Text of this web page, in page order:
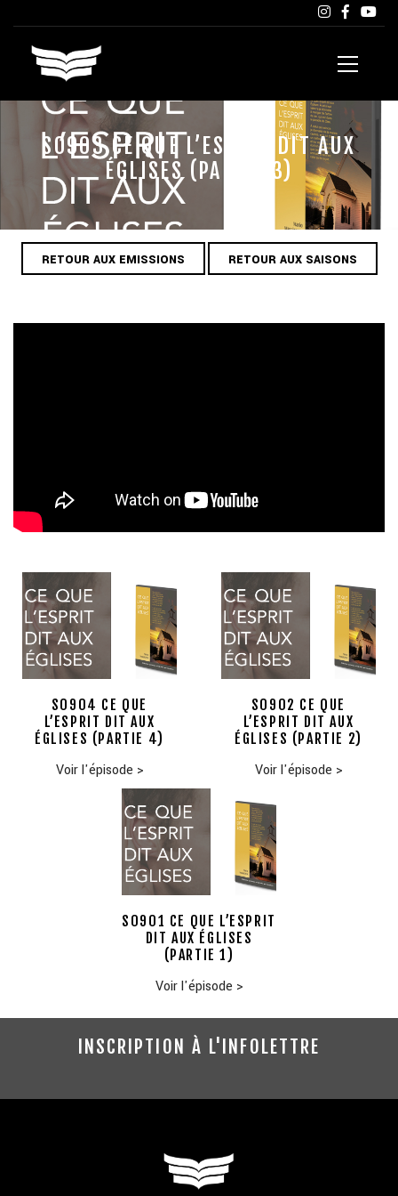
S0903 CE QUE L’ESPRIT DIT AUX
ÉGLISES (PARTIE 3)
RETOUR AUX EMISSIONS RETOUR AUX SAISONS
S0904 CE QUE
L’ESPRIT DIT AUX
ÉGLISES (PARTIE 4)
Voir l'épisode >
S0902 CE QUE
L’ESPRIT DIT AUX
ÉGLISES (PARTIE 2)
Voir l'épisode >
S0901 CE QUE L’ESPRIT
DIT AUX ÉGLISES
(PARTIE 1)
Voir l'épisode >
INSCRIPTION À L'INFOLETTRE